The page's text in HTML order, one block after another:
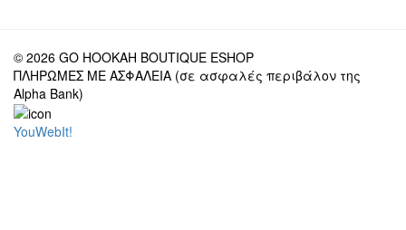
© 2026 GO HOOKAH BOUTIQUE ESHOP
ΠΛΗΡΩΜΕΣ ΜΕ ΑΣΦΑΛΕΙΑ (σε ασφαλές περιβάλον της
Alpha Bank)
YouWebIt!